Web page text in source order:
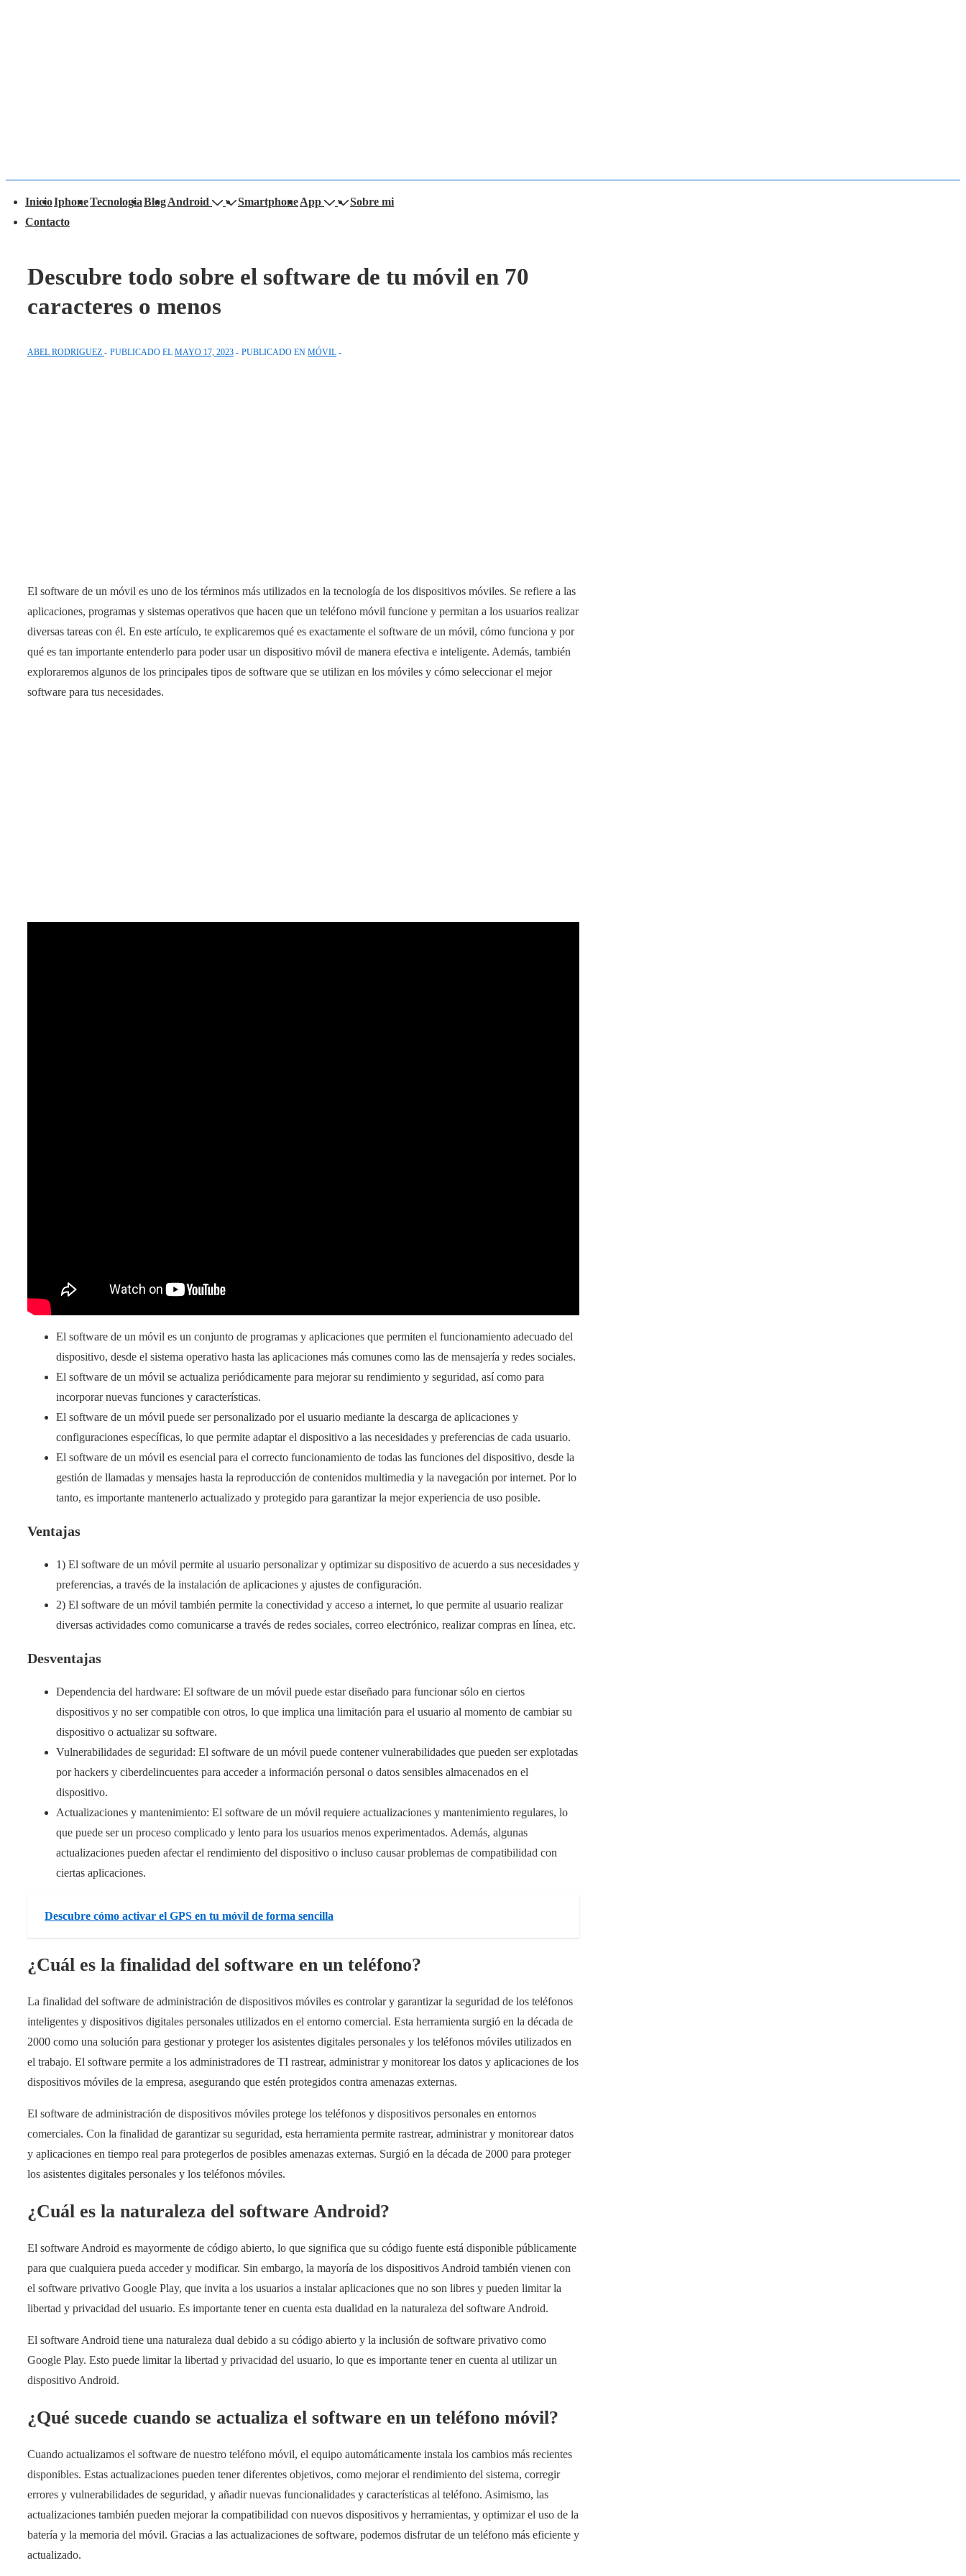
InicioIphoneTecnologiaBlogAndroid SmartphoneApp
Sobre mi
Contacto
Descubre todo sobre el software de tu móvil en 70
caracteres o menos
ABEL RODRIGUEZ PUBLICADO EL MAYO 17, 2023 PUBLICADO EN MÓVIL
El software de un móvil es uno de los términos más utilizados en la tecnología de los dispositivos móviles. Se refiere a las
aplicaciones, programas y sistemas operativos que hacen que un teléfono móvil funcione y permitan a los usuarios realizar
diversas tareas con él. En este artículo, te explicaremos qué es exactamente el software de un móvil, cómo funciona y por
qué es tan importante entenderlo para poder usar un dispositivo móvil de manera efectiva e inteligente. Además, también
exploraremos algunos de los principales tipos de software que se utilizan en los móviles y cómo seleccionar el mejor
software para tus necesidades.
El software de un móvil es un conjunto de programas y aplicaciones que permiten el funcionamiento adecuado del
dispositivo, desde el sistema operativo hasta las aplicaciones más comunes como las de mensajería y redes sociales.
El software de un móvil se actualiza periódicamente para mejorar su rendimiento y seguridad, así como para
incorporar nuevas funciones y características.
El software de un móvil puede ser personalizado por el usuario mediante la descarga de aplicaciones y
configuraciones específicas, lo que permite adaptar el dispositivo a las necesidades y preferencias de cada usuario.
El software de un móvil es esencial para el correcto funcionamiento de todas las funciones del dispositivo, desde la
gestión de llamadas y mensajes hasta la reproducción de contenidos multimedia y la navegación por internet. Por lo
tanto, es importante mantenerlo actualizado y protegido para garantizar la mejor experiencia de uso posible.
Ventajas
1) El software de un móvil permite al usuario personalizar y optimizar su dispositivo de acuerdo a sus necesidades y
preferencias, a través de la instalación de aplicaciones y ajustes de configuración.
2) El software de un móvil también permite la conectividad y acceso a internet, lo que permite al usuario realizar
diversas actividades como comunicarse a través de redes sociales, correo electrónico, realizar compras en línea, etc.
Desventajas
Dependencia del hardware: El software de un móvil puede estar diseñado para funcionar sólo en ciertos
dispositivos y no ser compatible con otros, lo que implica una limitación para el usuario al momento de cambiar su
dispositivo o actualizar su software.
Vulnerabilidades de seguridad: El software de un móvil puede contener vulnerabilidades que pueden ser explotadas
por hackers y ciberdelincuentes para acceder a información personal o datos sensibles almacenados en el
dispositivo.
Actualizaciones y mantenimiento: El software de un móvil requiere actualizaciones y mantenimiento regulares, lo
que puede ser un proceso complicado y lento para los usuarios menos experimentados. Además, algunas
actualizaciones pueden afectar el rendimiento del dispositivo o incluso causar problemas de compatibilidad con
ciertas aplicaciones.
Descubre cómo activar el GPS en tu móvil de forma sencilla
¿Cuál es la finalidad del software en un teléfono?
La finalidad del software de administración de dispositivos móviles es controlar y garantizar la seguridad de los teléfonos
inteligentes y dispositivos digitales personales utilizados en el entorno comercial. Esta herramienta surgió en la década de
2000 como una solución para gestionar y proteger los asistentes digitales personales y los teléfonos móviles utilizados en
el trabajo. El software permite a los administradores de TI rastrear, administrar y monitorear los datos y aplicaciones de los
dispositivos móviles de la empresa, asegurando que estén protegidos contra amenazas externas.
El software de administración de dispositivos móviles protege los teléfonos y dispositivos personales en entornos
comerciales. Con la finalidad de garantizar su seguridad, esta herramienta permite rastrear, administrar y monitorear datos
y aplicaciones en tiempo real para protegerlos de posibles amenazas externas. Surgió en la década de 2000 para proteger
los asistentes digitales personales y los teléfonos móviles.
¿Cuál es la naturaleza del software Android?
El software Android es mayormente de código abierto, lo que significa que su código fuente está disponible públicamente
para que cualquiera pueda acceder y modificar. Sin embargo, la mayoría de los dispositivos Android también vienen con
el software privativo Google Play, que invita a los usuarios a instalar aplicaciones que no son libres y pueden limitar la
libertad y privacidad del usuario. Es importante tener en cuenta esta dualidad en la naturaleza del software Android.
El software Android tiene una naturaleza dual debido a su código abierto y la inclusión de software privativo como
Google Play. Esto puede limitar la libertad y privacidad del usuario, lo que es importante tener en cuenta al utilizar un
dispositivo Android.
¿Qué sucede cuando se actualiza el software en un teléfono móvil?
Cuando actualizamos el software de nuestro teléfono móvil, el equipo automáticamente instala los cambios más recientes
disponibles. Estas actualizaciones pueden tener diferentes objetivos, como mejorar el rendimiento del sistema, corregir
errores y vulnerabilidades de seguridad, y añadir nuevas funcionalidades y características al teléfono. Asimismo, las
actualizaciones también pueden mejorar la compatibilidad con nuevos dispositivos y herramientas, y optimizar el uso de la
batería y la memoria del móvil. Gracias a las actualizaciones de software, podemos disfrutar de un teléfono más eficiente y
actualizado.